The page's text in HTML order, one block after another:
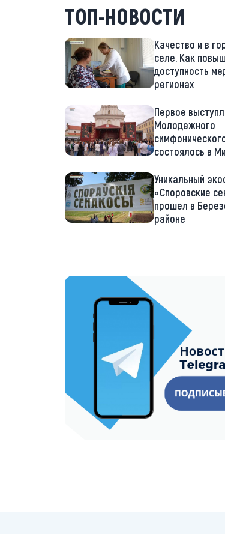
ТОП-НОВОСТИ
Качество и в
селе. Как
доступность
регионах
Первое
Молодежного
состоялось в
Уникальный
«Споровские
прошел в
районе
https://t.me/minskctvby